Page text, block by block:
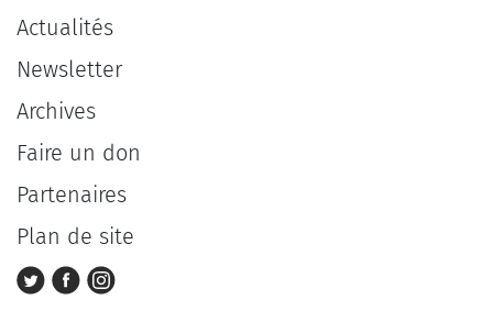
Actualités
Newsletter
Archives
Faire un don
Partenaires
Plan de site